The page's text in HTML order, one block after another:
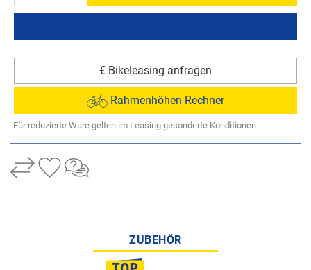
€ Bikeleasing anfragen
Rahmenhöhen Rechner
Für reduzierte Ware gelten im Leasing gesonderte Konditionen
ZUBEHÖR